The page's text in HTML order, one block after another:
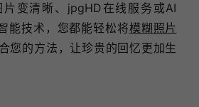
变清晰、jpgHD在线服务或AI
能技术，您都能轻松将模糊照片
您的方法，让珍贵的回忆更加生